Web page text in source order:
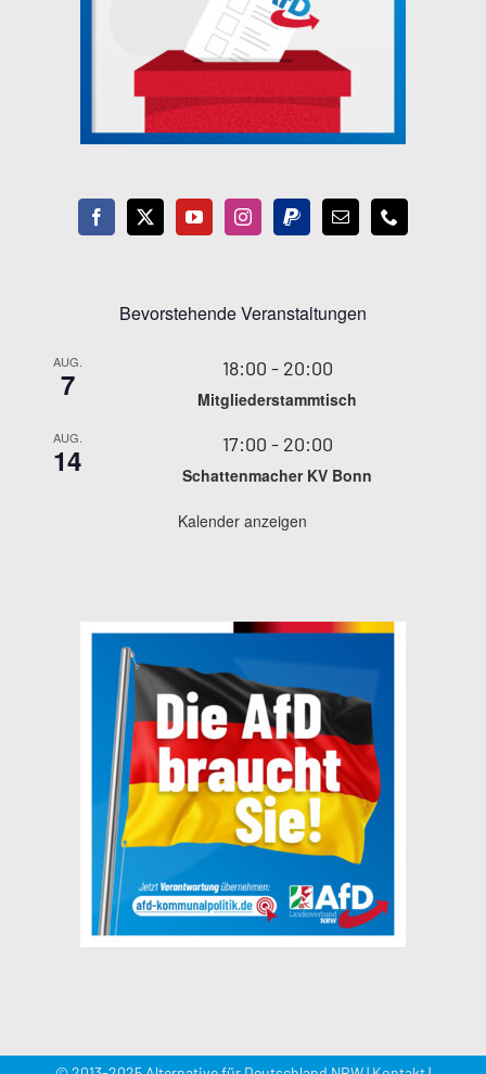
Bevorstehende Veranstaltungen
AUG.
7 18:00 - 20:00
Mitgliederstammtisch
AUG.
14 17:00 - 20:00
Schattenmacher KV Bonn
Kalender anzeigen